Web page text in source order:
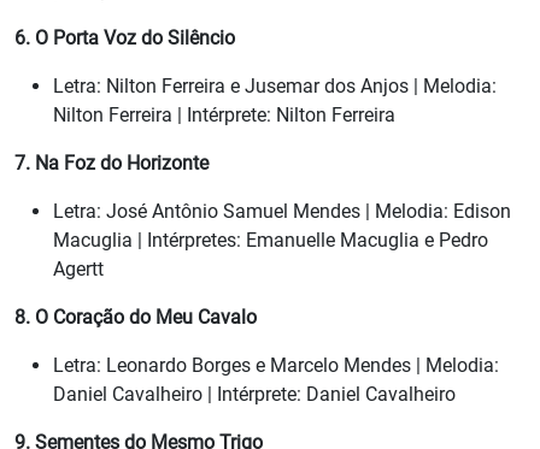
6. O Porta Voz do Silêncio
Letra: Nilton Ferreira e Jusemar dos Anjos | Melodia:
Nilton Ferreira | Intérprete: Nilton Ferreira
7. Na Foz do Horizonte
Letra: José Antônio Samuel Mendes | Melodia: Edison
Macuglia | Intérpretes: Emanuelle Macuglia e Pedro
Agertt
8. O Coração do Meu Cavalo
Letra: Leonardo Borges e Marcelo Mendes | Melodia:
Daniel Cavalheiro | Intérprete: Daniel Cavalheiro
9. Sementes do Mesmo Trigo